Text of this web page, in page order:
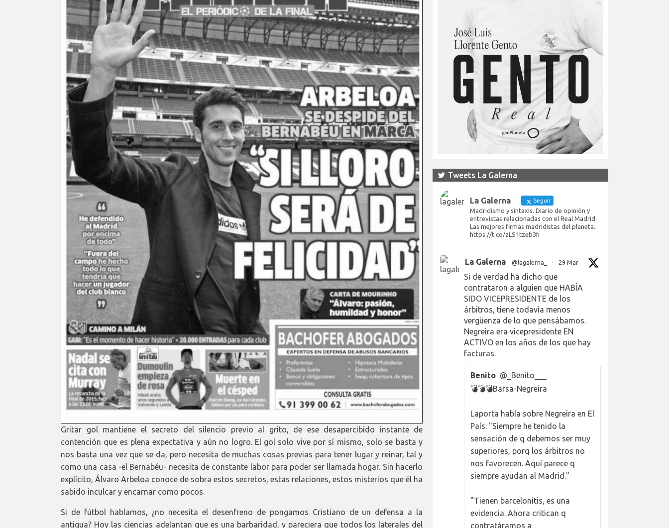
Gritar gol mantiene el secreto del silencio previo al grito, de ese desapercibido instante de
contención que es plena expectativa y aún no logro. El gol solo vive por sí mismo, solo se basta y
nos basta una vez que se da, pero necesita de muchas cosas previas para tener lugar y reinar, tal y
como una casa -el Bernabéu- necesita de constante labor para poder ser llamada hogar. Sin hacerlo
explícito, Álvaro Arbeloa conoce de sobra estos secretos, estas relaciones, estos misterios que él ha
sabido inculcar y encarnar como pocos.
Si de fútbol hablamos, ¿no necesita el desenfreno de pongamos Cristiano de un defensa a la
antigua? Hoy las ciencias adelantan que es una barbaridad, y pareciera que todos los laterales del
Tweets La Galerna
La Galerna Seguir
Madridismo y sintaxis. Diario de opinión y
entrevistas relacionadas con el Real Madrid.
Las mejores firmas madridistas del planeta.
https://t.co/zLS1tzeb3h
La Galerna @lagalerna_ · 29 Mar
Si de verdad ha dicho que
contrataron a alguien que HABÍA
SIDO VICEPRESIDENTE de los
árbitros, tiene todavía menos
vergüenza de lo que pensábamos.
Negreira era vicepresidente EN
ACTIVO en los años de los que hay
facturas.
Benito @_Benito___
💣💣💣Barsa-Negreira
Laporta habla sobre Negreira en El
País: "Siempre he tenido la
sensación de q debemos ser muy
superiores, porq los árbitros no
nos favorecen. Aquí parece q
siempre ayudan al Madrid."
"Tienen barcelonitis, es una
evidencia. Ahora critican q
contratáramos a